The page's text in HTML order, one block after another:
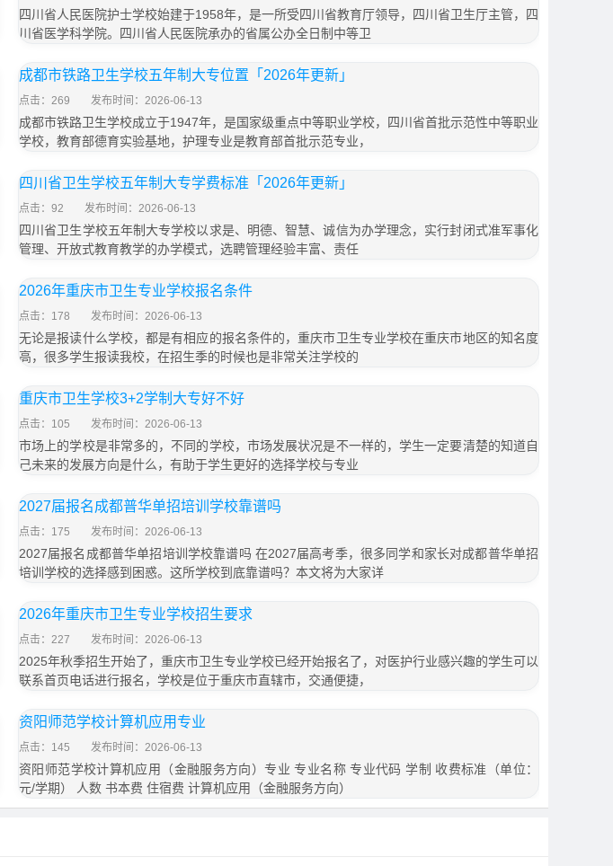
四川省人民医院护士学校始建于1958年，是一所受四川省教育厅领导，四川省卫生厅主管，四
川省医学科学院。四川省人民医院承办的省属公办全日制中等卫
成都市铁路卫生学校五年制大专位置「2026年更新」
点击：269 发布时间：2026-06-13
成都市铁路卫生学校成立于1947年，是国家级重点中等职业学校，四川省首批示范性中等职业
学校，教育部德育实验基地，护理专业是教育部首批示范专业，
四川省卫生学校五年制大专学费标准「2026年更新」
点击：92 发布时间：2026-06-13
四川省卫生学校五年制大专学校以求是、明德、智慧、诚信为办学理念，实行封闭式准军事化
管理、开放式教育教学的办学模式，选聘管理经验丰富、责任
2026年重庆市卫生专业学校报名条件
点击：178 发布时间：2026-06-13
无论是报读什么学校，都是有相应的报名条件的，重庆市卫生专业学校在重庆市地区的知名度
高，很多学生报读我校，在招生季的时候也是非常关注学校的
重庆市卫生学校3+2学制大专好不好
点击：105 发布时间：2026-06-13
市场上的学校是非常多的，不同的学校，市场发展状况是不一样的，学生一定要清楚的知道自
己未来的发展方向是什么，有助于学生更好的选择学校与专业
2027届报名成都普华单招培训学校靠谱吗
点击：175 发布时间：2026-06-13
2027届报名成都普华单招培训学校靠谱吗 在2027届高考季，很多同学和家长对成都普华单招
培训学校的选择感到困惑。这所学校到底靠谱吗？本文将为大家详
2026年重庆市卫生专业学校招生要求
点击：227 发布时间：2026-06-13
2025年秋季招生开始了，重庆市卫生专业学校已经开始报名了，对医护行业感兴趣的学生可以
联系首页电话进行报名，学校是位于重庆市直辖市，交通便捷，
资阳师范学校计算机应用专业
点击：145 发布时间：2026-06-13
资阳师范学校计算机应用（金融服务方向）专业 专业名称 专业代码 学制 收费标准（单位：
元/学期） 人数 书本费 住宿费 计算机应用（金融服务方向）